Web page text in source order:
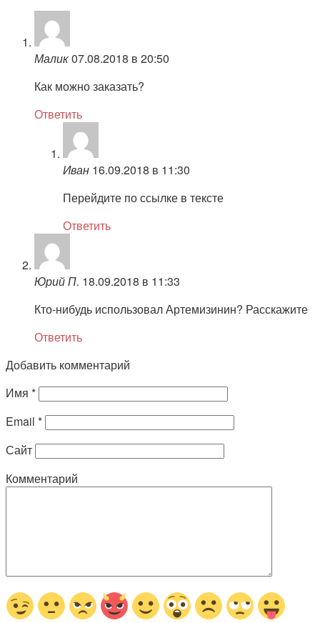
Малик07.08.2018 в 20:50
Как можно заказать?
Ответить
Иван 16.09.2018 в 11:30
Перейдите по ссылке в тексте
Ответить
Юрий П. 18.09.2018 в 11:33
Кто-нибудь использовал Артемизинин? Расскажите
Ответить
Добавить комментарий
Имя *
Email *
Сайт
Комментарий